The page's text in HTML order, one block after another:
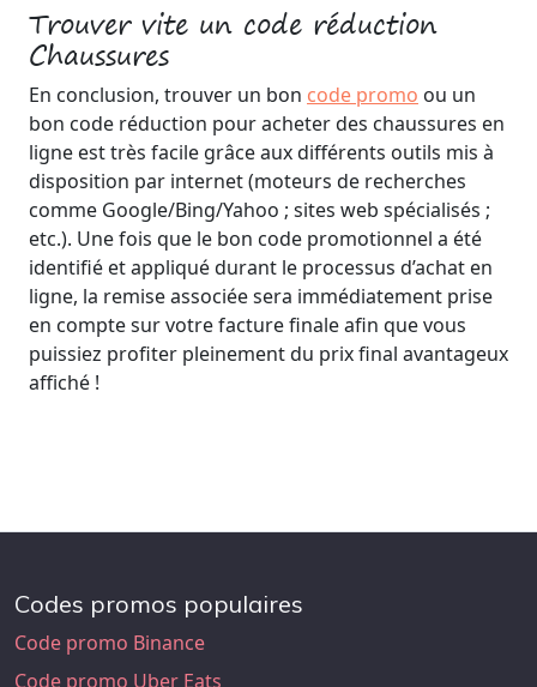
Trouver vite un code réduction
Chaussures
En conclusion, trouver un bon code promo ou un
bon code réduction pour acheter des chaussures en
ligne est très facile grâce aux différents outils mis à
disposition par internet (moteurs de recherches
comme Google/Bing/Yahoo ; sites web spécialisés ;
etc.). Une fois que le bon code promotionnel a été
identifié et appliqué durant le processus d’achat en
ligne, la remise associée sera immédiatement prise
en compte sur votre facture finale afin que vous
puissiez profiter pleinement du prix final avantageux
affiché !
Codes promos populaires
Code promo Binance
Code promo Uber Eats